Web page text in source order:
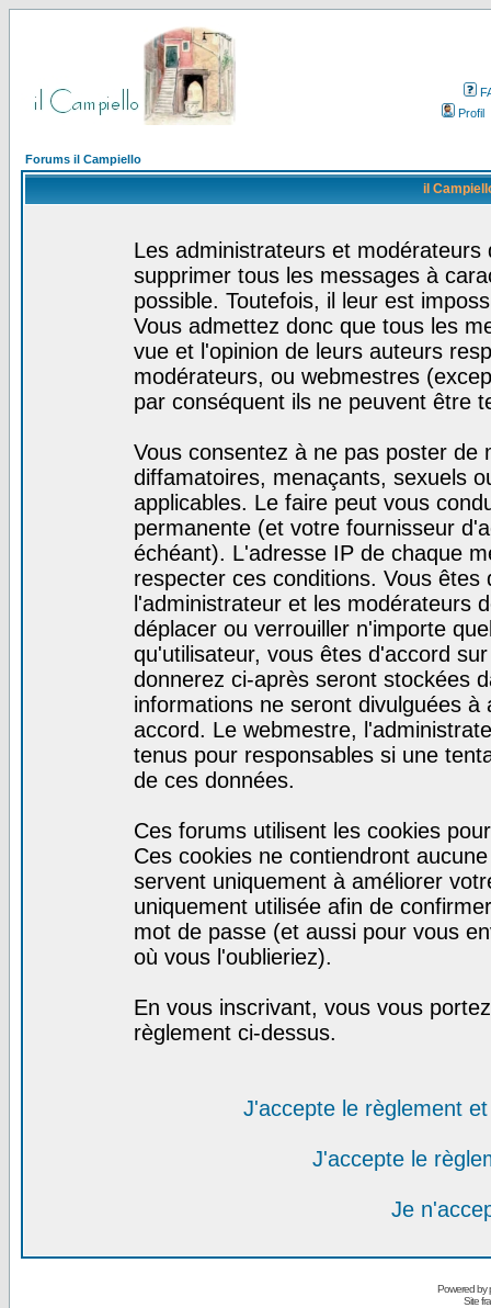
Profil
Forums il Campiello
il
Les administrateurs et
supprimer tous les messages à
possible. Toutefois, il leur est
Vous admettez donc que tous les
vue et l'opinion de leurs auteurs
modérateurs, ou webmestres
par conséquent ils ne peuvent être
Vous consentez à ne pas poster de
diffamatoires, menaçants, sexuels
applicables. Le faire peut vous
permanente (et votre fournisseur
échéant). L'adresse IP de chaque
respecter ces conditions. Vous
l'administrateur et les modérateurs
déplacer ou verrouiller n'importe
qu'utilisateur, vous êtes d'accord
donnerez ci-après seront stockées
informations ne seront divulguées
accord. Le webmestre,
tenus pour responsables si une
de ces données.
Ces forums utilisent les cookies
Ces cookies ne contiendront
servent uniquement à améliorer
uniquement utilisée afin de
mot de passe (et aussi pour vous
où vous l'oublieriez).
En vous inscrivant, vous vous
règlement ci-dessus.
J'accepte le règlement
J'accepte le
Je
Powered by
Site